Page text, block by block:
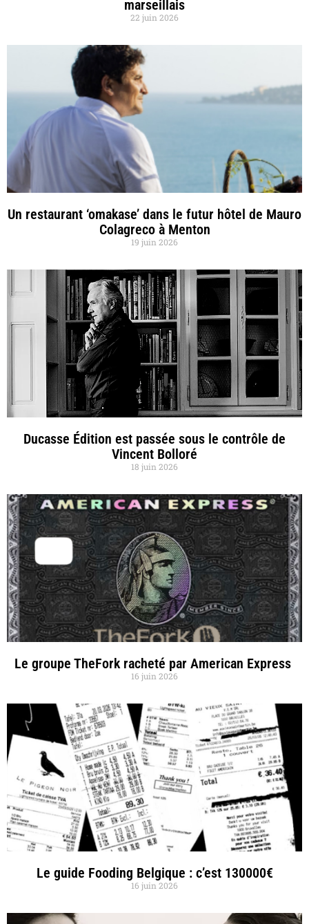
marseillais
22 juin 2026
Un restaurant ‘omakase’ dans le futur hôtel de Mauro
Colagreco à Menton
19 juin 2026
Ducasse Édition est passée sous le contrôle de
Vincent Bolloré
18 juin 2026
Le groupe TheFork racheté par American Express
16 juin 2026
Le guide Fooding Belgique : c’est 130000€
16 juin 2026